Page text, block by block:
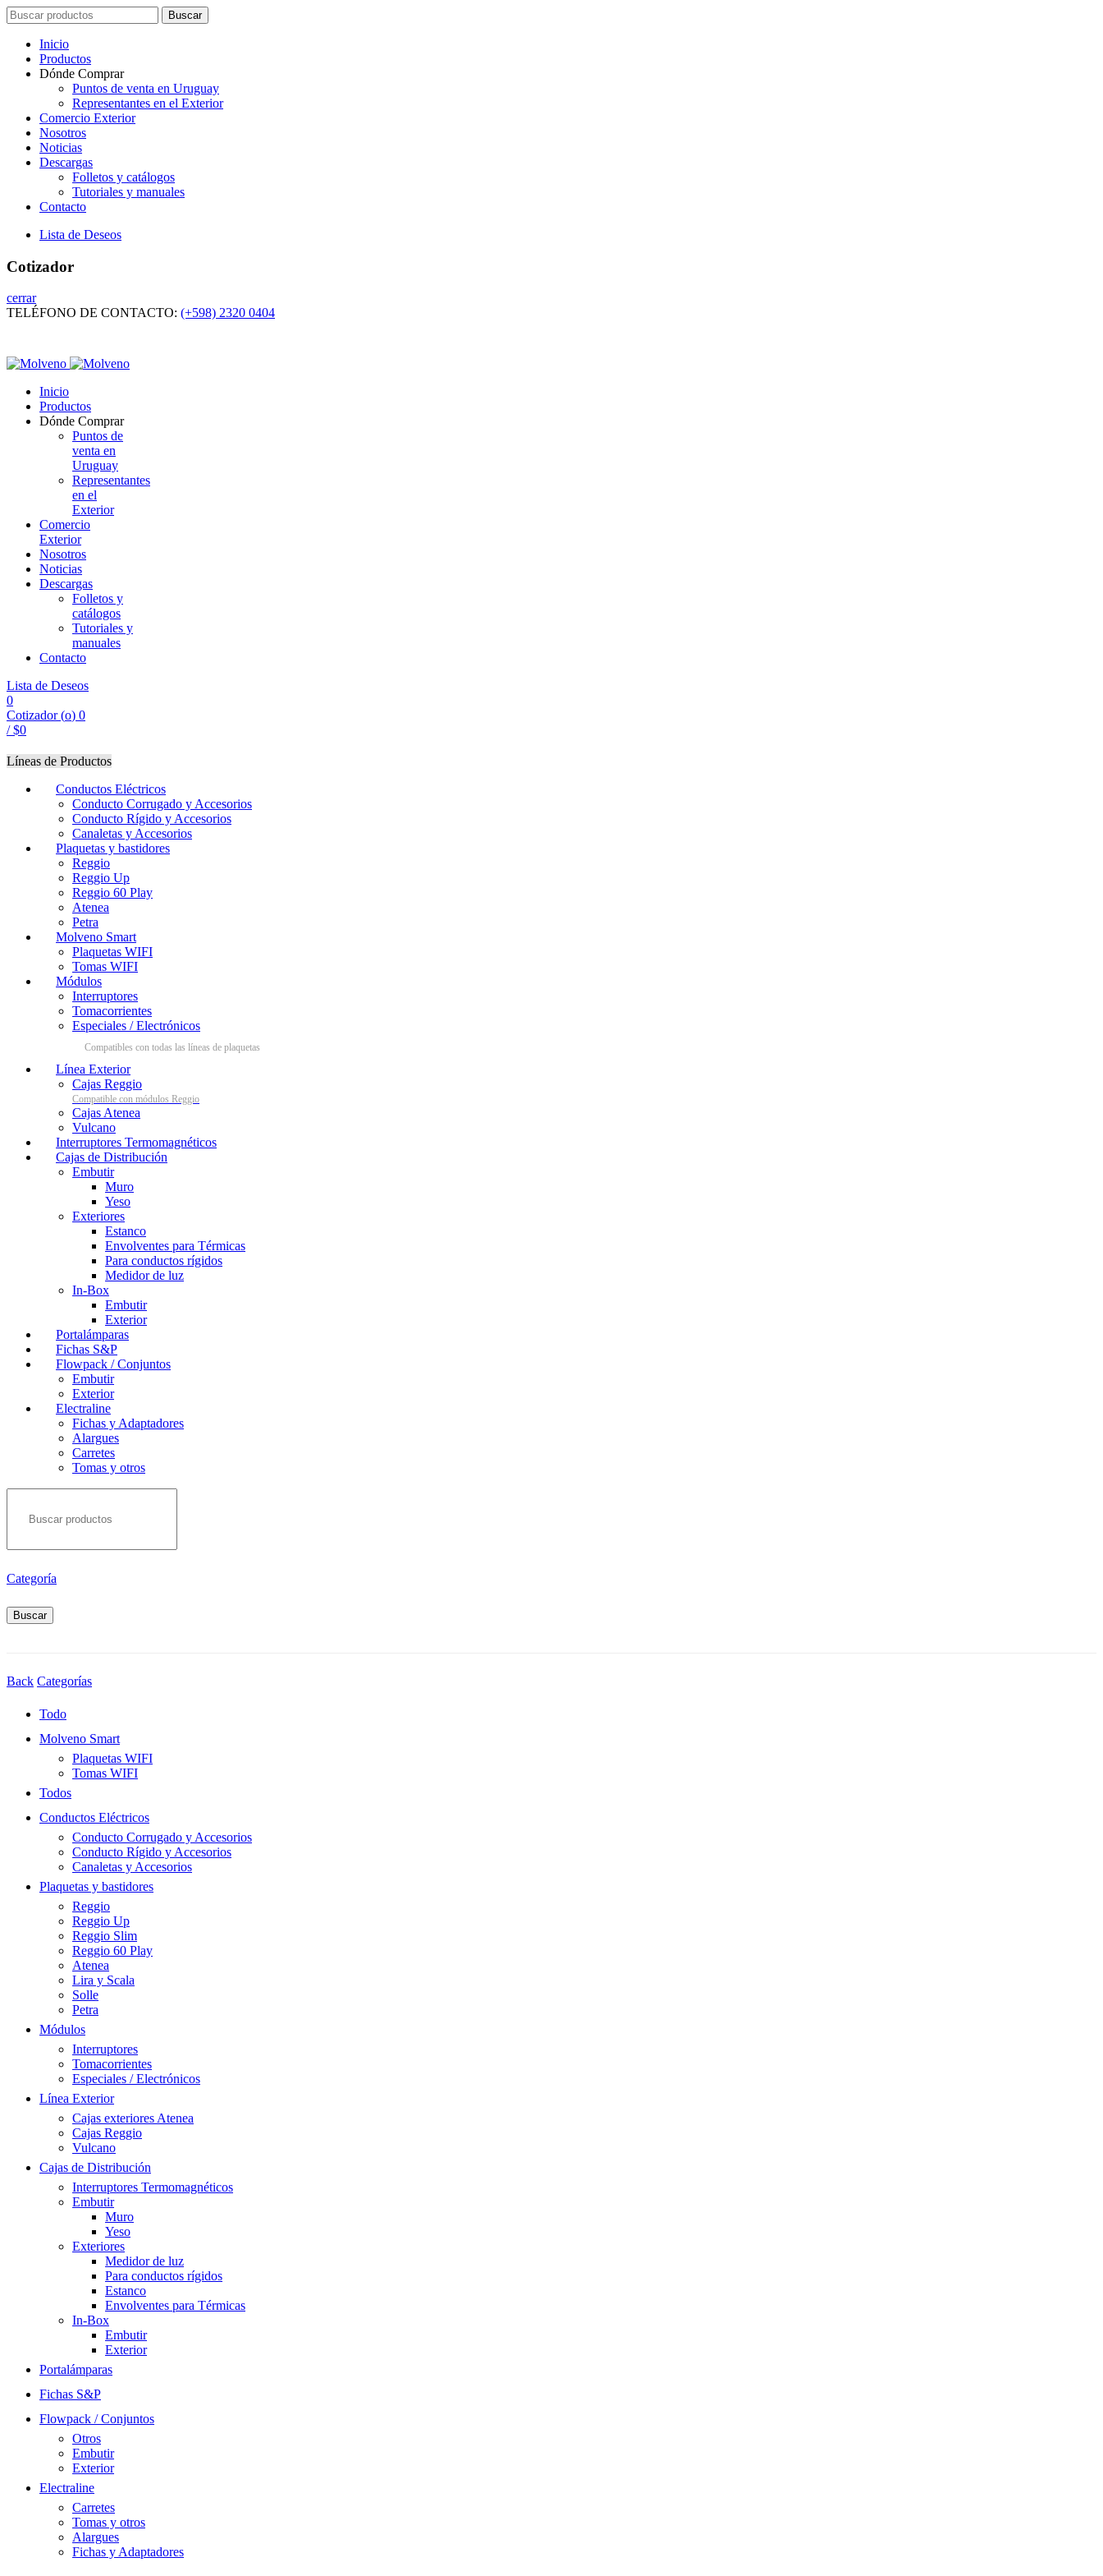
Search
for:
Buscar
Inicio
Productos
Dónde Comprar
Puntos de venta en Uruguay
Representantes en el Exterior
Comercio Exterior
Nosotros
Noticias
Descargas
Folletos y catálogos
Tutoriales y manuales
Contacto
Lista de Deseos
Cotizador
cerrar
TELÉFONO DE CONTACTO: (+598) 2320 0404
Inicio
Productos
Dónde Comprar
Puntos de
venta en
Uruguay
Representantes
en el
Exterior
Comercio
Exterior
Nosotros
Noticias
Descargas
Folletos y
catálogos
Tutoriales y
manuales
Contacto
Lista de Deseos
0
Cotizador (o) 0
/ $0
Líneas de Productos
Conductos Eléctricos
Conducto Corrugado y Accesorios
Conducto Rígido y Accesorios
Canaletas y Accesorios
Plaquetas y bastidores
Reggio
Reggio Up
Reggio 60 Play
Atenea
Petra
Molveno Smart
Plaquetas WIFI
Tomas WIFI
Módulos
Interruptores
Tomacorrientes
Especiales / Electrónicos
Línea Exterior
Cajas Reggio
Cajas Atenea
Vulcano
Interruptores Termomagnéticos
Cajas de Distribución
Embutir
Muro
Yeso
Exteriores
Estanco
Envolventes para Térmicas
Para conductos rígidos
Medidor de luz
In-Box
Embutir
Exterior
Portalámparas
Fichas S&P
Flowpack / Conjuntos
Embutir
Exterior
Electraline
Fichas y Adaptadores
Alargues
Carretes
Tomas y otros
Categoría
Buscar
Back Categorías
Todo
Molveno Smart
Plaquetas WIFI
Tomas WIFI
Todos
Conductos Eléctricos
Conducto Corrugado y Accesorios
Conducto Rígido y Accesorios
Canaletas y Accesorios
Plaquetas y bastidores
Reggio
Reggio Up
Reggio Slim
Reggio 60 Play
Atenea
Lira y Scala
Solle
Petra
Módulos
Interruptores
Tomacorrientes
Especiales / Electrónicos
Línea Exterior
Cajas exteriores Atenea
Cajas Reggio
Vulcano
Cajas de Distribución
Interruptores Termomagnéticos
Embutir
Muro
Yeso
Exteriores
Medidor de luz
Para conductos rígidos
Estanco
Envolventes para Térmicas
In-Box
Embutir
Exterior
Portalámparas
Fichas S&P
Flowpack / Conjuntos
Otros
Embutir
Exterior
Electraline
Carretes
Tomas y otros
Alargues
Fichas y Adaptadores